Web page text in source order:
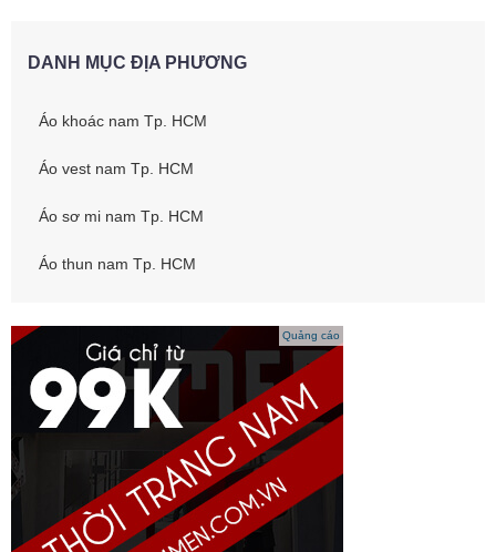
DANH MỤC ĐỊA PHƯƠNG
Áo khoác nam Tp. HCM
Áo vest nam Tp. HCM
Áo sơ mi nam Tp. HCM
Áo thun nam Tp. HCM
Quảng cáo